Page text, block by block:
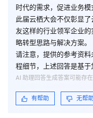
时代的需求，促进业务模
此届云栖大会不仅彰显
友这样的行业领军企业
略转型思路与解决方案。
请注意，提供的参考资
程细节，上述回答是基于
有帮助 无帮
AI 助理回答生成答案可能存